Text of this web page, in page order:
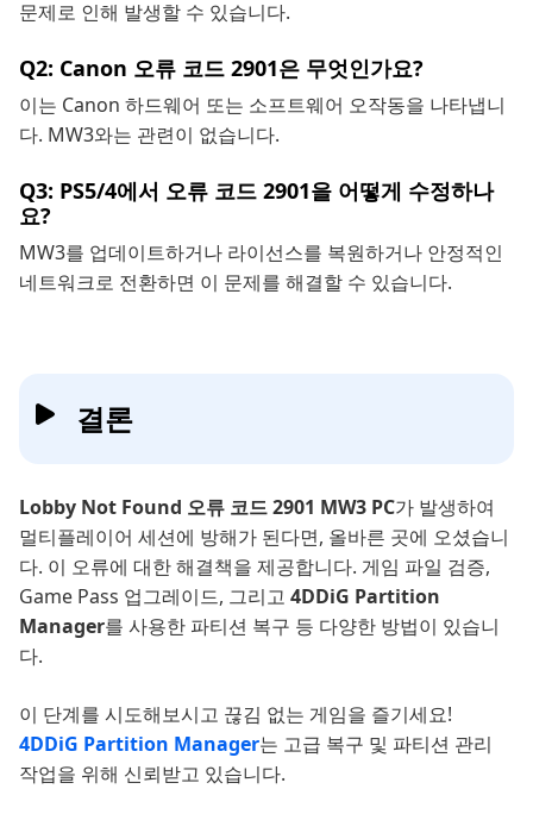
문제로 인해 발생할 수 있습니다.
Q2: Canon 오류 코드 2901은 무엇인가요?
이는 Canon 하드웨어 또는 소프트웨어 오작동을 나타냅니
다. MW3와는 관련이 없습니다.
Q3: PS5/4에서 오류 코드 2901을 어떻게 수정하나
요?
MW3를 업데이트하거나 라이선스를 복원하거나 안정적인
네트워크로 전환하면 이 문제를 해결할 수 있습니다.
결론
Lobby Not Found 오류 코드 2901 MW3 PC가 발생하여
멀티플레이어 세션에 방해가 된다면, 올바른 곳에 오셨습니
다. 이 오류에 대한 해결책을 제공합니다. 게임 파일 검증,
Game Pass 업그레이드, 그리고 4DDiG Partition
Manager를 사용한 파티션 복구 등 다양한 방법이 있습니
다.
이 단계를 시도해보시고 끊김 없는 게임을 즐기세요!
4DDiG Partition Manager는 고급 복구 및 파티션 관리
작업을 위해 신뢰받고 있습니다.